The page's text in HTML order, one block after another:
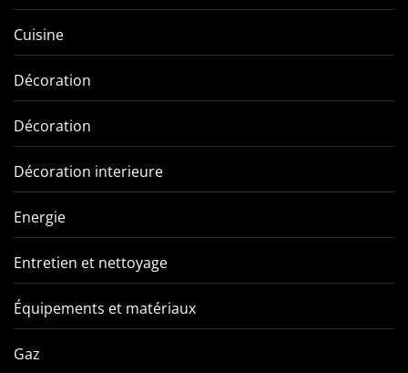
Cuisine
Décoration
Décoration
Décoration interieure
Energie
Entretien et nettoyage
Équipements et matériaux
Gaz